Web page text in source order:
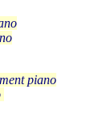
piano